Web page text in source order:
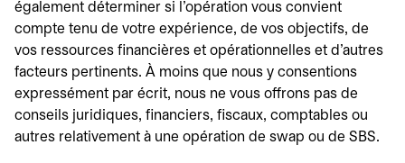
également déterminer si l'opération vous convient
compte tenu de votre expérience, de vos objectifs, de
vos ressources financières et opérationnelles et d'autres
facteurs pertinents. À moins que nous y consentions
expressément par écrit, nous ne vous offrons pas de
conseils juridiques, financiers, fiscaux, comptables ou
autres relativement à une opération de swap ou de SBS.